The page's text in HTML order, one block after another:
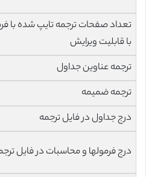
تعداد صفحات ترجمه تایپ شده با
با قابلیت ویرایش
ترجمه عناوین جداول
ترجمه ضمیمه
درج جداول در فایل ترجمه
درج فرمولها و محاسبات در فایل